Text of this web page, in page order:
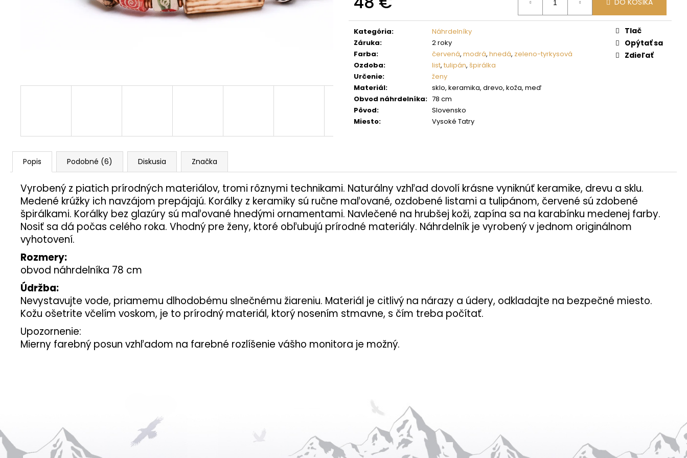
cena:
DO KOŠÍKA
Kategória:
Náhrdelníky
Záruka:
2 roky
Farba: červená, modrá, hnedá, zeleno-tyrkysová
Ozdoba: list, tulipán, špirálka
Určenie:
ženy
Materiál:
sklo, keramika, drevo, koža, meď
Obvod náhrdelníka: 78 cm
Pôvod:
Slovensko
Miesto: Vysoké Tatry
Tlač
Opýtať sa
Zdieľať
Popis Podobné (6) Diskusia Značka
Vyrobený z piatich prírodných materiálov, tromi rôznymi technikami. Naturálny vzhľad dovolí krásne vyniknúť keramike, drevu a sklu.
Medené krúžky ich navzájom prepájajú. Korálky z keramiky sú ručne maľované, ozdobené listami a tulipánom, červené sú zdobené
špirálkami. Korálky bez glazúry sú maľované hnedými ornamentami. Navlečené na hrubšej koži, zapína sa na karabínku medenej farby.
Nosiť sa dá počas celého roka. Vhodný pre ženy, ktoré obľubujú prírodné materiály. Náhrdelník je vyrobený v jednom originálnom
vyhotovení.
Rozmery:
obvod náhrdelníka 78 cm
Údržba:
Nevystavujte vode, priamemu dlhodobému slnečnému žiareniu. Materiál je citlivý na nárazy a údery, odkladajte na bezpečné miesto.
Kožu ošetrite včelím voskom, je to prírodný materiál, ktorý nosením stmavne, s čím treba počítať.
Upozornenie:
Mierny farebný posun vzhľadom na farebné rozlíšenie vášho monitora je možný.